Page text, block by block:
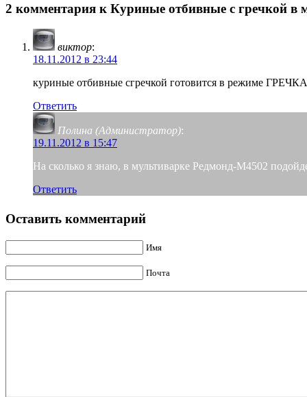
2 комментария к Куриные отбивные с гречкой в
виктор:
18.11.2012 в 23:44
куриные отбивные сгречкой готовится в режиме
Ответить
Полина (Администратор):
19.11.2012 в 15:47
На сколько я знаю, в мультиварке Редмонд-М4502
Ответить
Оставить комментарий
Имя
Почта